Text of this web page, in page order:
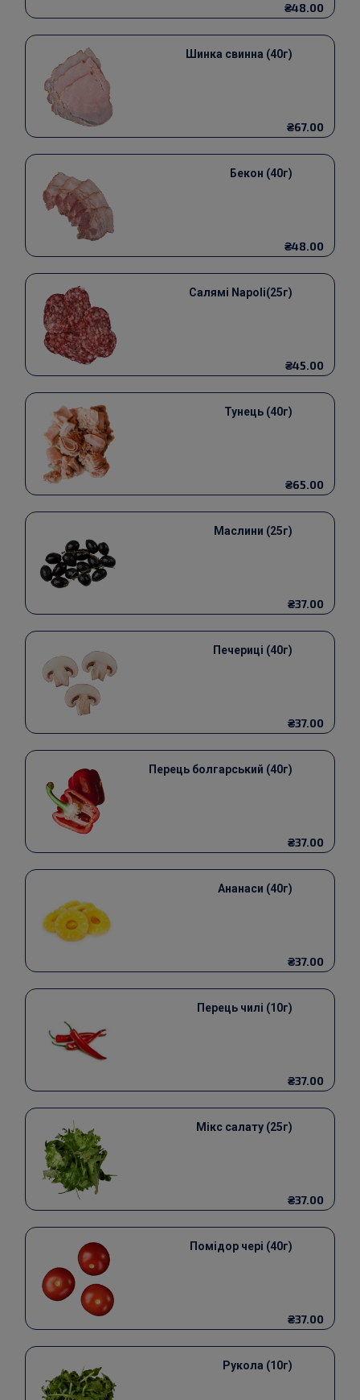
₴48.00
Шинка свинна (40г)
₴67.00
Бекон (40г)
₴48.00
Салямі Napoli(25г)
₴45.00
Тунець (40г)
₴65.00
Маслини (25г)
₴37.00
Печериці (40г)
₴37.00
Перець болгарський (40г)
₴37.00
Ананаси (40г)
₴37.00
Перець чилі (10г)
₴37.00
Мікс салату (25г)
₴37.00
Помідор чері (40г)
₴37.00
Рукола (10г)